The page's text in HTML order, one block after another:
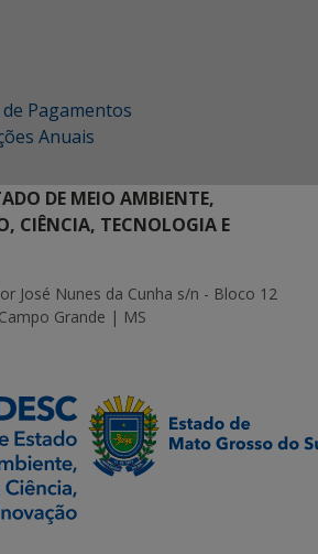
Pagamentos
Anuais
DE MEIO AMBIENTE,
CIÊNCIA, TECNOLOGIA E
José Nunes da Cunha s/n - Bloco 12
Grande | MS